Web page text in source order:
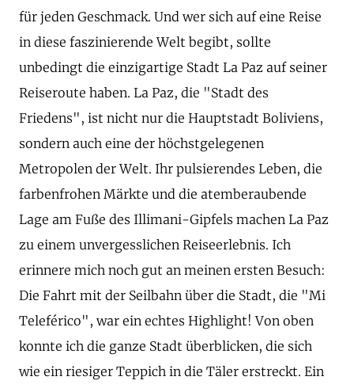
für jeden Geschmack. Und wer sich auf eine Reise
in diese faszinierende Welt begibt, sollte
unbedingt die einzigartige Stadt La Paz auf seiner
Reiseroute haben. La Paz, die "Stadt des
Friedens", ist nicht nur die Hauptstadt Boliviens,
sondern auch eine der höchstgelegenen
Metropolen der Welt. Ihr pulsierendes Leben, die
farbenfrohen Märkte und die atemberaubende
Lage am Fuße des Illimani-Gipfels machen La Paz
zu einem unvergesslichen Reiseerlebnis. Ich
erinnere mich noch gut an meinen ersten Besuch:
Die Fahrt mit der Seilbahn über die Stadt, die "Mi
Teleférico", war ein echtes Highlight! Von oben
konnte ich die ganze Stadt überblicken, die sich
wie ein riesiger Teppich in die Täler erstreckt. Ein